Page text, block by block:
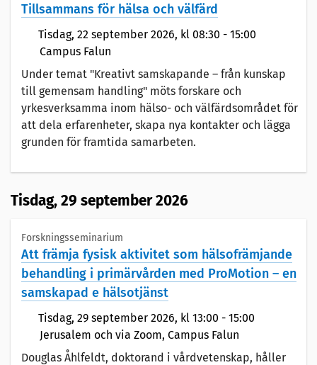
Tillsammans för hälsa och välfärd
Tisdag, 22 september 2026, kl 08:30 - 15:00
Campus Falun
Under temat "Kreativt samskapande – från kunskap
till gemensam handling" möts forskare och
yrkesverksamma inom hälso- och välfärdsområdet för
att dela erfarenheter, skapa nya kontakter och lägga
grunden för framtida samarbeten.
Tisdag, 29 september 2026
Forskningsseminarium
Att främja fysisk aktivitet som hälsofrämjande
behandling i primärvården med ProMotion – en
samskapad e hälsotjänst
Tisdag, 29 september 2026, kl 13:00 - 15:00
Jerusalem och via Zoom, Campus Falun
Douglas Åhlfeldt, doktorand i vårdvetenskap, håller